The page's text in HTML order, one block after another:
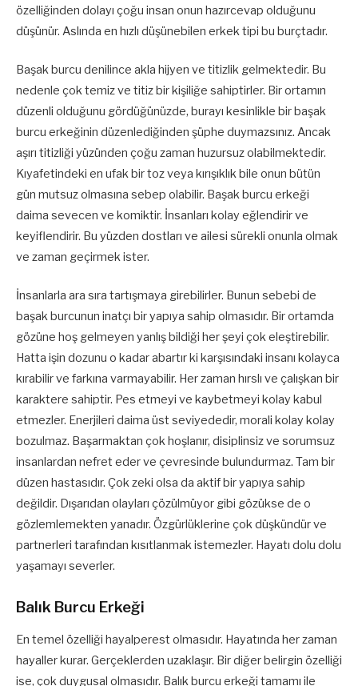
özelliğinden dolayı çoğu insan onun hazırcevap olduğunu
düşünür. Aslında en hızlı düşünebilen erkek tipi bu burçtadır.
Başak burcu denilince akla hijyen ve titizlik gelmektedir. Bu
nedenle çok temiz ve titiz bir kişiliğe sahiptirler. Bir ortamın
düzenli olduğunu gördüğünüzde, burayı kesinlikle bir başak
burcu erkeğinin düzenlediğinden şüphe duymazsınız. Ancak
aşırı titizliği yüzünden çoğu zaman huzursuz olabilmektedir.
Kıyafetindeki en ufak bir toz veya kırışıklık bile onun bütün
gün mutsuz olmasına sebep olabilir. Başak burcu erkeği
daima sevecen ve komiktir. İnsanları kolay eğlendirir ve
keyiflendirir. Bu yüzden dostları ve ailesi sürekli onunla olmak
ve zaman geçirmek ister.
İnsanlarla ara sıra tartışmaya girebilirler. Bunun sebebi de
başak burcunun inatçı bir yapıya sahip olmasıdır. Bir ortamda
gözüne hoş gelmeyen yanlış bildiği her şeyi çok eleştirebilir.
Hatta işin dozunu o kadar abartır ki karşısındaki insanı kolayca
kırabilir ve farkına varmayabilir. Her zaman hırslı ve çalışkan bir
karaktere sahiptir. Pes etmeyi ve kaybetmeyi kolay kabul
etmezler. Enerjileri daima üst seviyededir, morali kolay kolay
bozulmaz. Başarmaktan çok hoşlanır, disiplinsiz ve sorumsuz
insanlardan nefret eder ve çevresinde bulundurmaz. Tam bir
düzen hastasıdır. Çok zeki olsa da aktif bir yapıya sahip
değildir. Dışarıdan olayları çözülmüyor gibi gözükse de o
gözlemlemekten yanadır. Özgürlüklerine çok düşkündür ve
partnerleri tarafından kısıtlanmak istemezler. Hayatı dolu dolu
yaşamayı severler.
Balık Burcu Erkeği
En temel özelliği hayalperest olmasıdır. Hayatında her zaman
hayaller kurar. Gerçeklerden uzaklaşır. Bir diğer belirgin özelliği
ise, çok duygusal olmasıdır. Balık burcu erkeği tamamı ile